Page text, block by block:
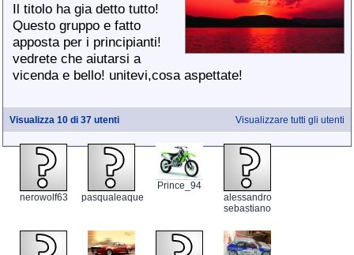
Il titolo ha gia detto tutto!
Questo gruppo e fatto
apposta per i principianti!
vedrete che aiutarsi a
vicenda e bello! unitevi,cosa aspettate!
Visualizzare tutti gli utenti
Visualizza 10 di 37 utenti
nerowolf63 pasqualeaque
Prince_94
alessandro
sebastiano